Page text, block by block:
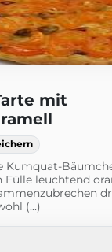
mit
Kumquat-
Fülle leuchtend
(...)